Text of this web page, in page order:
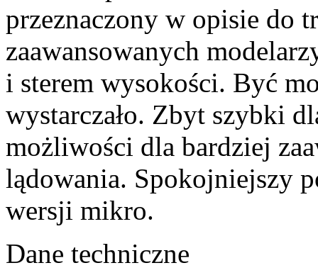
przeznaczony w opisie do
zaawansowanych
i sterem wysokości. Być
wystarczało. Zbyt szybki
możliwości dla bardziej
lądowania. Spokojniejszy
wersji mikro.
Dane techniczne